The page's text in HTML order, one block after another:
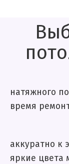
натяжного
время
аккуратно к
яркие цвета